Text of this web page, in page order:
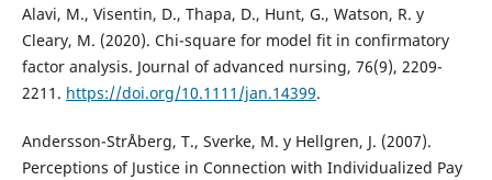
Alavi, M., Visentin, D., Thapa, D., Hunt, G., Watson, R. y
Cleary, M. (2020). Chi-square for model fit in confirmatory
factor analysis. Journal of advanced nursing, 76(9), 2209-
2211. https://doi.org/10.1111/jan.14399.
Andersson-StrÅberg, T., Sverke, M. y Hellgren, J. (2007).
Perceptions of Justice in Connection with Individualized Pay